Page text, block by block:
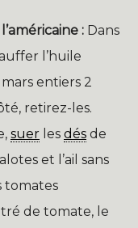
: Dans
l’huile
entiers 2
retirez-les.
suer les dés de
et l’ail sans
tomates
de tomate, le